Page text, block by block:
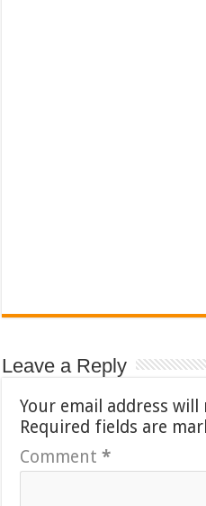
Leave a Reply
Your email address
Required fields are
Comment*